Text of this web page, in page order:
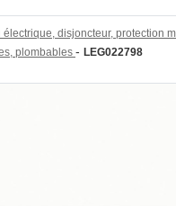
électrique, disjoncteur, protection
plombables - LEG022798